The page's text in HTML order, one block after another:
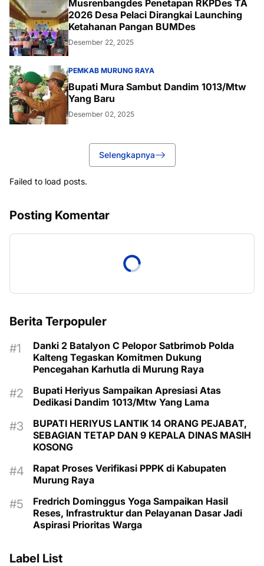
Musrenbangdes Penetapan RKPDes TA
2026 Desa Pelaci Dirangkai Launching
Ketahanan Pangan BUMDes
Desember 22, 2025
PEMKAB MURUNG RAYA
Bupati Mura Sambut Dandim 1013/Mtw
Yang Baru
Desember 02, 2025
Selengkapnya
Failed to load posts.
Posting Komentar
Berita Terpopuler
Danki 2 Batalyon C Pelopor Satbrimob Polda
Kalteng Tegaskan Komitmen Dukung
Pencegahan Karhutla di Murung Raya
Bupati Heriyus Sampaikan Apresiasi Atas
Dedikasi Dandim 1013/Mtw Yang Lama
BUPATI HERIYUS LANTIK 14 ORANG PEJABAT,
SEBAGIAN TETAP DAN 9 KEPALA DINAS MASIH
KOSONG
Rapat Proses Verifikasi PPPK di Kabupaten
Murung Raya
Fredrich Dominggus Yoga Sampaikan Hasil
Reses, Infrastruktur dan Pelayanan Dasar Jadi
Aspirasi Prioritas Warga
Label List